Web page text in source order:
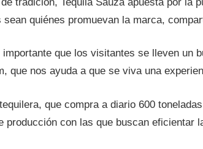
quiénes promuevan la marca,
que los visitantes se lleven un
que nos ayuda a que se viva una
que compra a diario 600
producción con las que buscan eficientar